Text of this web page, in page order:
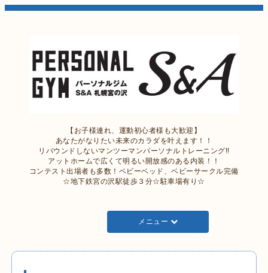
【お子様連れ、運動初心者様も大歓迎】
あなたがなりたい未来のカラダを叶えます！！
リバウンドしないマンツーマンパーソナルトレーニング!!
アットホームで広くて明るい開放感のある内装！！
コンテスト出場者も多数！ベビーベッド、ベビーサークル完備
☆地下鉄宮の沢駅徒歩３分☆駐車場有り☆
メニュー